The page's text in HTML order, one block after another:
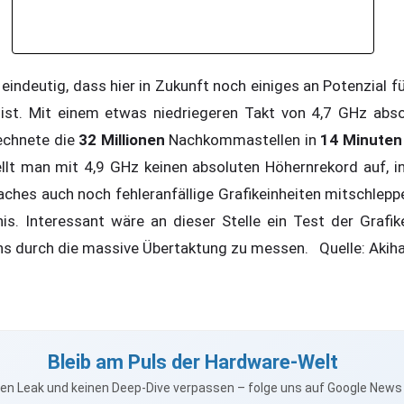
dass hier in Zukunft noch einiges an Potenzial
Mit einem etwas niedriegeren Takt von 4,7 GHz
die32 Millionen Nachkommastellen in 14
man mit 4,9 GHz keinen absoluten Höhernrekord auf,
auch noch fehleranfällige Grafikeinheiten
Interessant wäre an dieser Stelle ein Test der
durch die massive Übertaktung zu messen. Quelle:
Bleib am Puls der Hardware-Welt
Leak und keinen Deep-Dive verpassen – folge uns auf Google